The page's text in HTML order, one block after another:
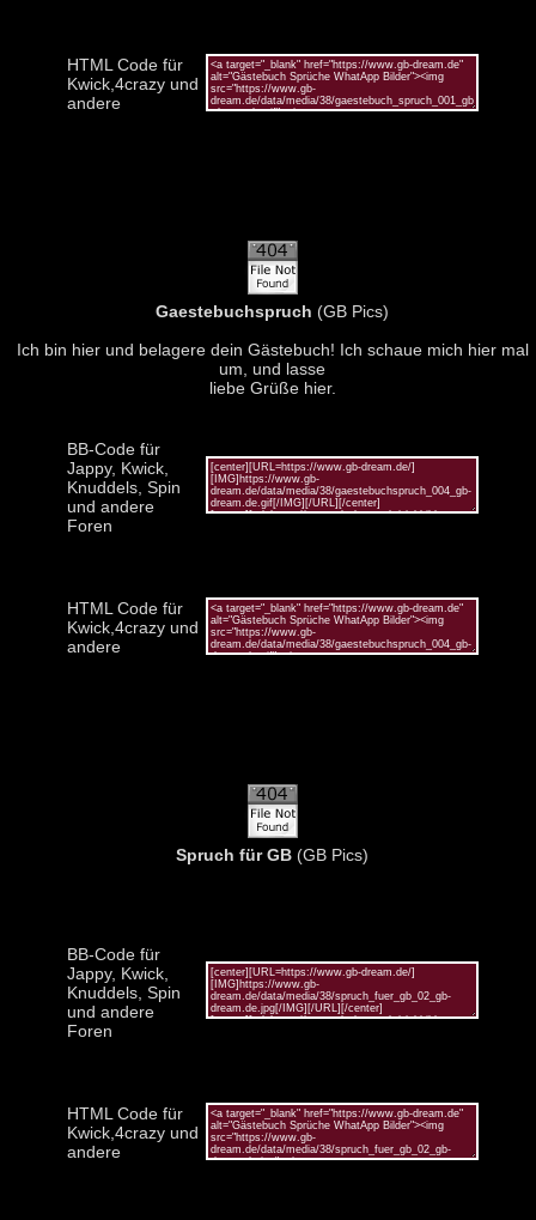
HTML Code für
Kwick,4crazy und
andere
Gaestebuchspruch (GB Pics)
Ich bin hier und belagere dein Gästebuch! Ich schaue mich hier mal
um, und lasse
liebe Grüße hier.
BB-Code für
Jappy, Kwick,
Knuddels, Spin
und andere
Foren
HTML Code für
Kwick,4crazy und
andere
Spruch für GB (GB Pics)
BB-Code für
Jappy, Kwick,
Knuddels, Spin
und andere
Foren
HTML Code für
Kwick,4crazy und
andere